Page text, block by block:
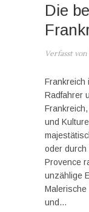
Die
Verfasst von
Frankreich
Radfahrer
und
oder durch
Provence
unzählige
Malerische
und…